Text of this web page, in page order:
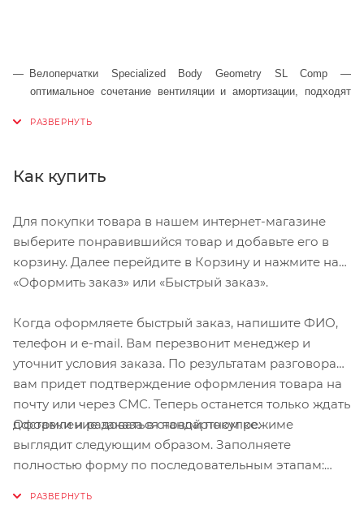
Велоперчатки Specialized Body Geometry SL Comp —
оптимальное сочетание вентиляции и амортизации, подходят
Мембрана Microwipe™ на пальце для стирания пота
Ладонь Clarino®
11,1-11,3 см. Длина большого пальца до 6,4-6,8 см. Обхват
ладони до 22-22,5 см.
Как купить
Для покупки товара в нашем интернет-магазине
выберите понравившийся товар и добавьте его в
корзину. Далее перейдите в Корзину и нажмите на
«Оформить заказ» или «Быстрый заказ».
Когда оформляете быстрый заказ, напишите ФИО,
телефон и e-mail. Вам перезвонит менеджер и
уточнит условия заказа. По результатам разговора
вам придет подтверждение оформления товара на
почту или через СМС. Теперь останется только ждать
доставки и радоваться новой покупке.
Оформление заказа в стандартном режиме
выглядит следующим образом. Заполняете
полностью форму по последовательным этапам: